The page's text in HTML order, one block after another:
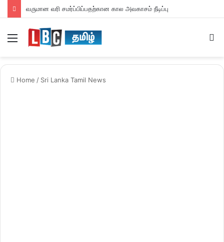
வருமான வரி சமர்ப்பிப்பதற்கான கால அவகாசம் நீடிப்பு
Home / Sri Lanka Tamil News